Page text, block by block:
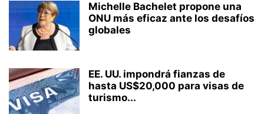
Michelle Bachelet propone una
ONU más eficaz ante los desafíos
globales
EE. UU. impondrá fianzas de
hasta US$20,000 para visas de
turismo...